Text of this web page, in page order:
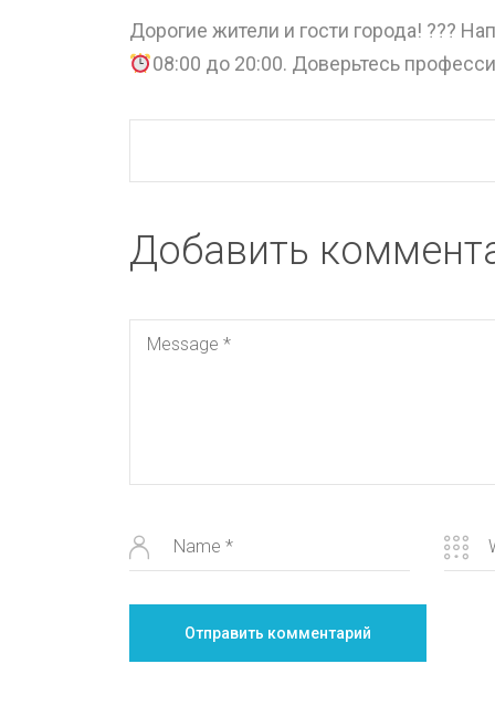
Дорогие жители и гости города! ???
08:00 до 20:00. Доверьтесь
Добавить